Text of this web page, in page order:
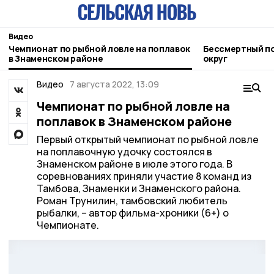
Видео
Чемпионат по рыбной ловле на поплавок
в Знаменском районе
Бессмертный
округ
Видео 7 августа 2022, 13:09
Чемпионат по рыбной ловле на
поплавок в Знаменском районе
Первый открытый чемпионат по рыбной ловле
на поплавочную удочку состоялся в
Знаменском районе в июле этого года. В
соревнованиях приняли участие 8 команд из
Тамбова, Знаменки и Знаменского района.
Роман Трунилин, тамбовский любитель
рыбалки, – автор фильма-хроники (6+) о
Чемпионате.